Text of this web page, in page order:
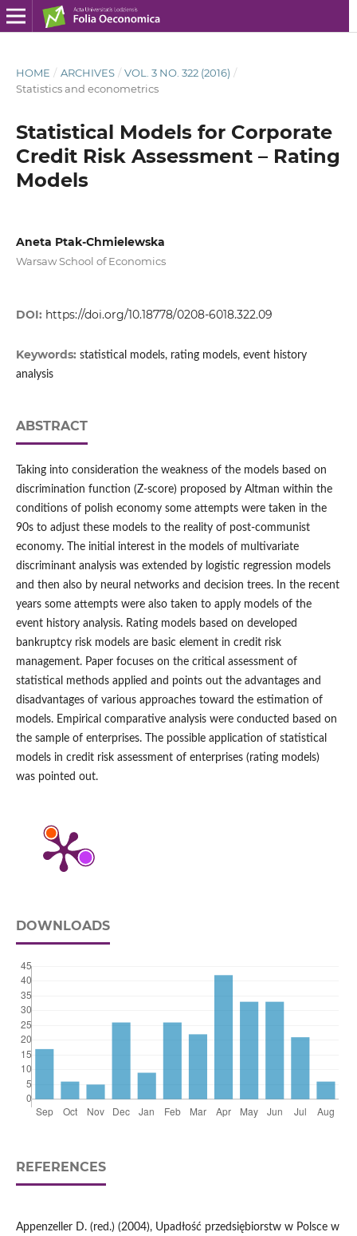
HOME / ARCHIVES / VOL. 3 NO. 322 (2016) /
Statistics and econometrics
Statistical Models for Corporate
Credit Risk Assessment – Rating
Models
Aneta Ptak-Chmielewska
Warsaw School of Economics
DOI: https://doi.org/10.18778/0208-6018.322.09
Keywords: statistical models, rating models, event history
analysis
ABSTRACT
Taking into consideration the weakness of the models based on
discrimination function (Z-score) proposed by Altman within the
conditions of polish economy some attempts were taken in the
90s to adjust these models to the reality of post-communist
economy. The initial interest in the models of multivariate
discriminant analysis was extended by logistic regression models
and then also by neural networks and decision trees. In the recent
years some attempts were also taken to apply models of the
event history analysis. Rating models based on developed
bankruptcy risk models are basic element in credit risk
management. Paper focuses on the critical assessment of
statistical methods applied and points out the advantages and
disadvantages of various approaches toward the estimation of
models. Empirical comparative analysis were conducted based on
the sample of enterprises. The possible application of statistical
models in credit risk assessment of enterprises (rating models)
was pointed out.
DOWNLOADS
REFERENCES
Appenzeller D. (red.) (2004), Upadłość przedsiębiorstw w Polsce w